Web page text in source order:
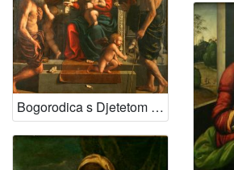
Bogorodica s Djetetom i svetima Jeronimom i Ivanom Krstiteljem